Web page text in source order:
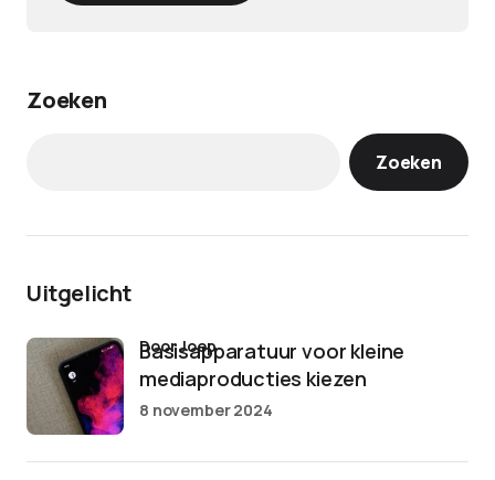
Zoeken
Zoeken
Uitgelicht
Basisapparatuur voor kleine
mediaproducties kiezen
door Joep
8 november 2024